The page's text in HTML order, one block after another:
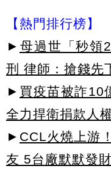
【熱門排行榜】
► 母過世「秒領
刑 律師：搶錢先
► 買疫苗被詐10
全力捍衛捐款人
► CCL火燒上游
友 5台廠默默發財